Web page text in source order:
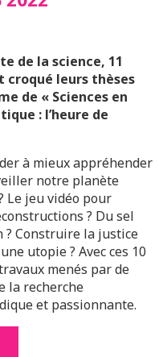
de la science, 11
leurs thèses
de « Sciences en
: l’heure de
à mieux appréhender
notre planète
Le jeu vidéo pour
? Du sel
? Construire la justice
utopie ? Avec ces 10
menés par de
la recherche
et passionnante.